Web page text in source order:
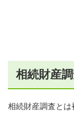
相続財産
相続財産調査とは